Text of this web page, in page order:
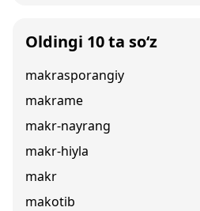
Oldingi 10 ta so‘z
makrasporangiy
makrame
makr-nayrang
makr-hiyla
makr
makotib